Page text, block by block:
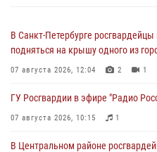
В Санкт-Петербурге
подняться на крышу одного из
07 августа 2026, 12:04 2 1
ГУ Росгвардии в эфире "Радио
07 августа 2026, 10:15 1
В Центральном районе